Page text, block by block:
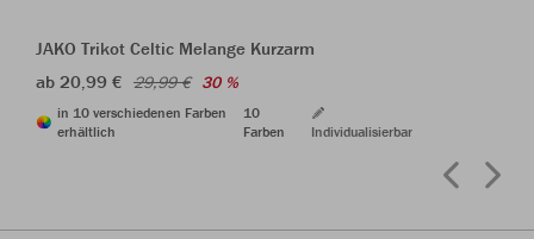
JAKO Trikot Celtic Melange Kurzarm
ab 20,99 € 29,99 € 30 %
in 10 verschiedenen Farben
erhältlich
10
Farben
Individualisierbar